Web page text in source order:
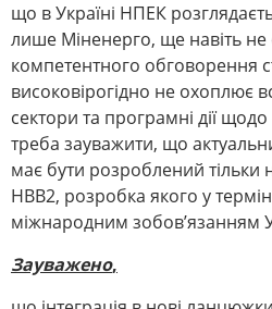
що в Україні НПЕК
лише Міненерго, ще навіть
компетентного обговорення
високовірогідно не охоплює
сектори та програмні дії
треба зауважити, що
має бути розроблений тільки
НВВ2, розробка якого у
міжнародним зобов’язанням
Зауважено,